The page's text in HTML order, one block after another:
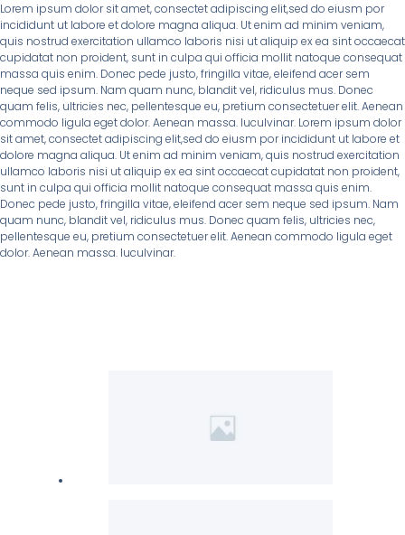
Lorem ipsum dolor sit amet, consectet adipiscing elit,sed do eiusm por
incididunt ut labore et dolore magna aliqua. Ut enim ad minim veniam,
quis nostrud exercitation ullamco laboris nisi ut aliquip ex ea sint occaecat
cupidatat non proident, sunt in culpa qui officia mollit natoque consequat
massa quis enim. Donec pede justo, fringilla vitae, eleifend acer sem
neque sed ipsum. Nam quam nunc, blandit vel, ridiculus mus. Donec
quam felis, ultricies nec, pellentesque eu, pretium consectetuer elit. Aenean
commodo ligula eget dolor. Aenean massa. luculvinar. Lorem ipsum dolor
sit amet, consectet adipiscing elit,sed do eiusm por incididunt ut labore et
dolore magna aliqua. Ut enim ad minim veniam, quis nostrud exercitation
ullamco laboris nisi ut aliquip ex ea sint occaecat cupidatat non proident,
sunt in culpa qui officia mollit natoque consequat massa quis enim.
Donec pede justo, fringilla vitae, eleifend acer sem neque sed ipsum. Nam
quam nunc, blandit vel, ridiculus mus. Donec quam felis, ultricies nec,
pellentesque eu, pretium consectetuer elit. Aenean commodo ligula eget
dolor. Aenean massa. luculvinar.